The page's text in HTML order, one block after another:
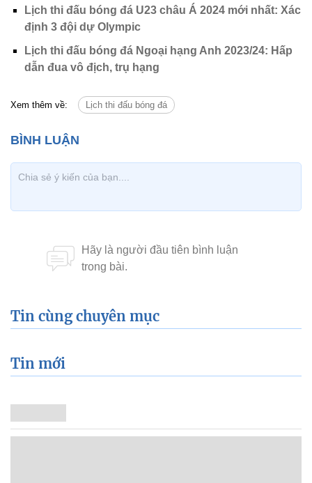
Lịch thi đấu bóng đá U23 châu Á 2024 mới nhất: Xác
định 3 đội dự Olympic
Lịch thi đấu bóng đá Ngoại hạng Anh 2023/24: Hấp
dẫn đua vô địch, trụ hạng
Xem thêm về: Lịch thi đấu bóng đá
Tin cùng chuyên mục
Tin mới